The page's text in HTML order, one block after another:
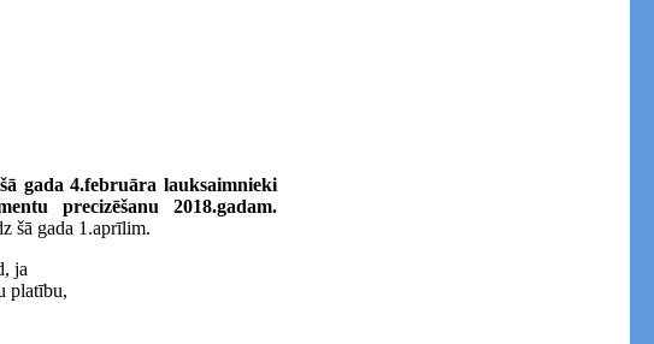
gada 4.februāra lauksaimnieki
precizēšanu 2018.gadam.
šā gada 1.aprīlim.
ja
platību,